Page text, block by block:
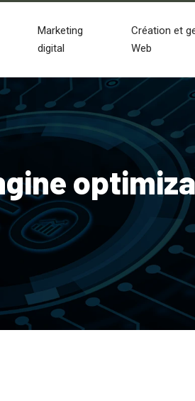
Marketing
digital
Création et
Web